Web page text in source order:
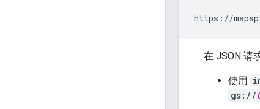
https://
在 JSON 请
使用
gs://